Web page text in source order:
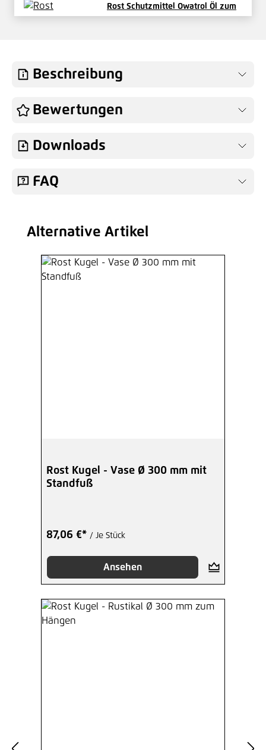
Rost Schutzmittel Owatrol Öl zum
Beschreibung
Bewertungen
Downloads
FAQ
Produktgalerie überspringen
Alternative Artikel
Rost Kugel - Vase Ø 300 mm mit
Standfuß
87,06 €* / Je Stück
Ansehen